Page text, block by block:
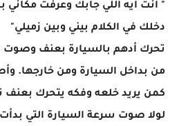
" انت ايه اللي جابك وعرفت مكاني
دخلك في الكلام بيني وبين زميلي"
تحرك أدهم بالسيارة بعنف وصوت
من بداخل السيارة ومن خارجها.
كمن يريد خلعه وفكه يتحرك بعنف
لولا صوت سرعة السيارة التي بدأت